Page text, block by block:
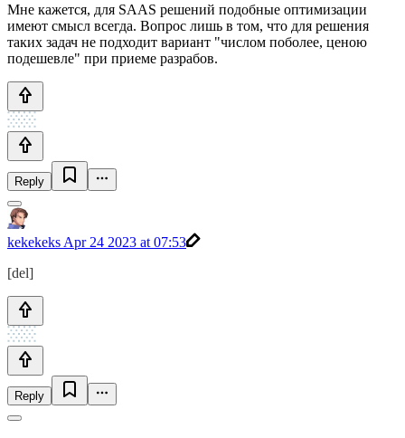
Мне кажется, для SAAS решений подобные оптимизации
имеют смысл всегда. Вопрос лишь в том, что для решения
таких задач не подходит вариант "числом поболее, ценою
подешевле" при приеме разрабов.
Reply
kekekeks Apr 24 2023 at 07:53
[del]
Reply